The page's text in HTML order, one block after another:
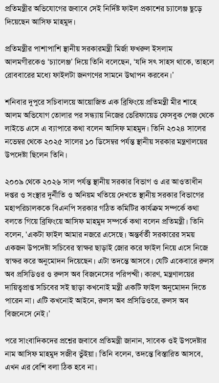
প্রতিমন্ত্রীর অভিযোগের জবাবে সেই নির্দিষ্ট ফাইল প্রকাশের চ্যালেঞ্জ ছুড়ে
দিয়েছেন আসিফ মাহমুদ।
প্রতিমন্ত্রীর পাশাপাশি স্থানীয় সরকারমন্ত্রী মির্জা ফখরুল ইসলাম
আলমগীরকেও ‘চ্যালেঞ্জ’ দিয়ে তিনি বলেছেন, ‘যদি সৎ সাহস থাকে, তাহলে
রোববারের মধ্যে ফাইলটা জনগণের সামনে উত্থাপন করবেন।’
শনিবার দুপুরে সচিবালয়ে আয়োজিত এক ব্রিফিংয়ে প্রতিমন্ত্রী মীর শাহে
আলম অভিযোগ তোলার পর সন্ধ্যায় নিজের ভেরিফায়েড ফেসবুক পেজ থেকে
লাইভে এসে এ ব্যাপারে কথা বলেন আসিফ মাহমুদ। তিনি ২০২৪ সালের
নভেম্বর থেকে ২০২৫ সালের ১০ ডিসেম্বর পর্যন্ত স্থানীয় সরকার মন্ত্রণালয়ের
উপদেষ্টা ছিলেন তিনি।
২০০৯ থেকে ২০২৬ সাল পর্যন্ত স্থানীয় সরকার বিভাগ ও এর আওতাধীন
দপ্তর ও সংস্থার দুর্নীতি ও অনিয়ম খতিয়ে দেখতে স্থানীয় সরকার বিভাগের
মহাপরিচালককে বিএনপি সরকার গঠিত কমিটির কার্যক্রম সম্পর্কে কথা
বলতে গিয়ে ব্রিফিংয়ে আসিফ মাহমুদ সম্পর্কে কথা বলেন প্রতিমন্ত্রী। তিনি
বলেন, ‘একটা ফাইল আমার নজরে এসেছে। অন্তর্বর্তী সরকারের সময়
একজন উপদেষ্টা সচিবের স্বাক্ষর ছাড়াই জোর করে ফাইল নিয়ে এসে নিজে
স্বাক্ষর করে অনুমোদন দিয়েছেন। এটা তদন্তে আসবে। যেটি একেবারে রুলস
অব প্রসিডিওর ও রুলস অব বিজনেসের পরিপন্থী। কারণ, মন্ত্রণালয়ের
দায়িত্বপ্রাপ্ত সচিবের সই ছাড়া কখনোই মন্ত্রী একটি ফাইল অনুমোদন দিতে
পারেন না। এটি কখনোই আইনে, রুলস অব প্রসিডিওরে, রুলস অব
বিজনেসে নেই।’
পরে সাংবাদিকদের প্রশ্নের জবাবে প্রতিমন্ত্রী জানান, সাবেক ওই উপদেষ্টার
নাম আসিফ মাহমুদ সজীব ভুঁইয়া। তিনি বলেন, তদন্তে বিস্তারিত আসবে,
এখন এর বেশি বলা ঠিক হবে না।